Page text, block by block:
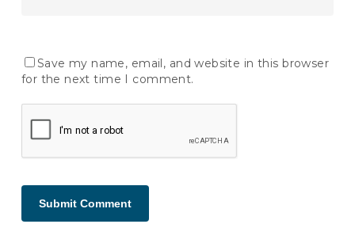
Save my name, email, and website in this browser
for the next time I comment.